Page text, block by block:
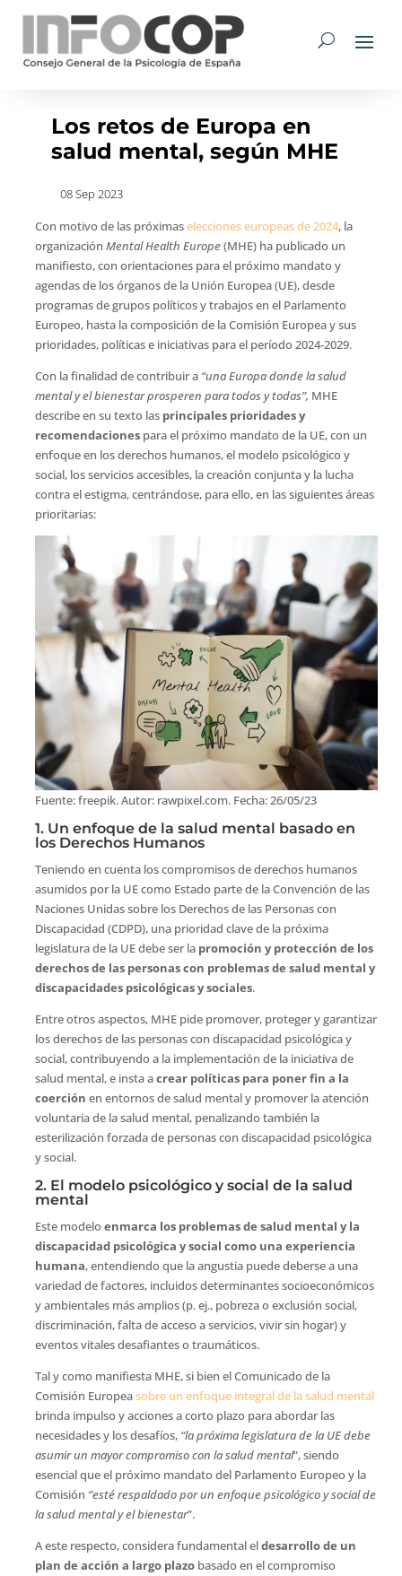
Los retos de Europa en
salud mental, según MHE
08 Sep 2023
Con motivo de las próximaselecciones europeas de 2024, la
organización Mental Health Europe(MHE) ha publicado un
manifiesto, con orientaciones para el próximo mandato y
agendas de los órganos de la Unión Europea (UE), desde
programas de grupos políticos y trabajos en el Parlamento
Europeo, hasta la composición de la Comisión Europea y sus
prioridades, políticas e iniciativas para el período 2024-2029.
Con la finalidad de contribuir a “una Europa donde la salud
mental y el bienestar prosperen para todos y todas”, MHE
describe en su texto las principales prioridades y
recomendaciones para el próximo mandato de la UE, con un
enfoque en los derechos humanos, el modelo psicológico y
social, los servicios accesibles, la creación conjunta y la lucha
contra el estigma, centrándose, para ello, en las siguientes áreas
prioritarias:
Fuente: freepik. Autor: rawpixel.com. Fecha: 26/05/23
1. Un enfoque de la salud mental basado en
los Derechos Humanos
Teniendo en cuenta los compromisos de derechos humanos
asumidos por la UE como Estado parte de la Convención de las
Naciones Unidas sobre los Derechos de las Personas con
Discapacidad (CDPD), una prioridad clave de la próxima
legislatura de la UE debe ser la promoción y protección de los
derechos de las personas con problemas de salud mental y
discapacidades psicológicas y sociales.
Entre otros aspectos, MHE pide promover, proteger y garantizar
los derechos de las personas con discapacidad psicológica y
social, contribuyendo a la implementación de la iniciativa de
salud mental, e insta acrear políticas para poner fin a la
coerción en entornos de salud mental y promover la atención
voluntaria de la salud mental, penalizando también la
esterilización forzada de personas con discapacidad psicológica
y social.
2. El modelo psicológico y social de la salud
mental
Este modeloenmarca los problemas de salud mental y la
discapacidad psicológica y social como una experiencia
humana, entendiendo que la angustia puede deberse a una
variedad de factores, incluidos determinantes socioeconómicos
y ambientales más amplios (p. ej., pobreza o exclusión social,
discriminación, falta de acceso a servicios, vivir sin hogar) y
eventos vitales desafiantes o traumáticos.
Tal y como manifiesta MHE, si bien el Comunicado de la
Comisión Europeasobre un enfoque integral de la salud mental
brinda impulso y acciones a corto plazo para abordar las
necesidades y los desafíos, “la próxima legislatura de la UE debe
asumir un mayor compromiso con la salud mental”, siendo
esencial que el próximo mandato del Parlamento Europeo y la
Comisión “esté respaldado por un enfoque psicológico y social de
la salud mental y el bienestar”.
A este respecto, considera fundamental eldesarrollo de un
plan de acción a largo plazobasado en el compromiso